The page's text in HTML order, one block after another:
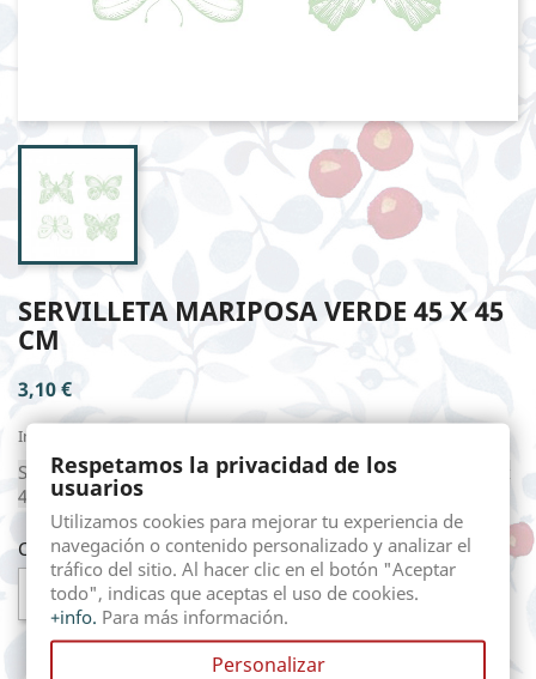
SERVILLETA MARIPOSA VERDE 45 X 45
CM
3,10 €
Impuestos incluidos
Servilleta en lona estampada de algodón 100%, medida 45 x
45 cm.
Cantidad
 AÑADIR AL CARRITO
Respetamos la privacidad de los
usuarios
Utilizamos cookies para mejorar tu experiencia de
navegación o contenido personalizado y analizar el
tráfico del sitio. Al hacer clic en el botón "Aceptar
todo", indicas que aceptas el uso de cookies.
+info. Para más información.
Personalizar